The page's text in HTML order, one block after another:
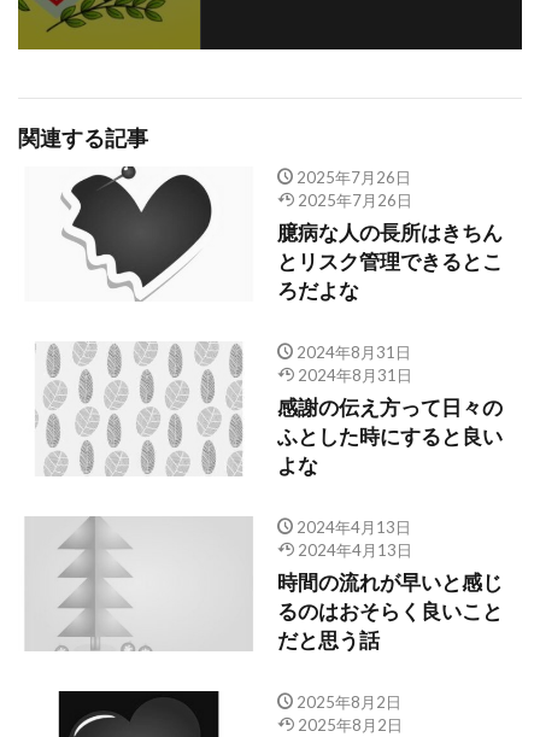
関連する記事
2025年7月26日
2025年7月26日
臆病な人の長所はきちん
とリスク管理できるとこ
ろだよな
2024年8月31日
2024年8月31日
感謝の伝え方って日々の
ふとした時にすると良い
よな
2024年4月13日
2024年4月13日
時間の流れが早いと感じ
るのはおそらく良いこと
だと思う話
2025年8月2日
2025年8月2日